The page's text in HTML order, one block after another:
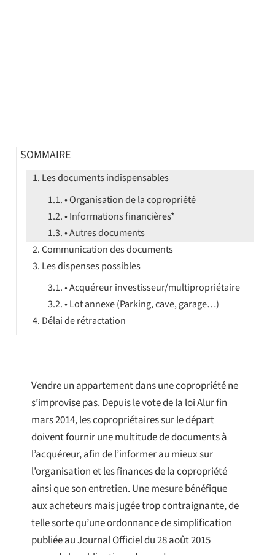
Vendre un appartement dans une copropriété ne
s’improvise pas. Depuis le vote de la loi Alur fin
mars 2014, les copropriétaires sur le départ
doivent fournir une multitude de documents à
l’acquéreur, afin de l’informer au mieux sur
l’organisation et les finances de la copropriété
ainsi que son entretien. Une mesure bénéfique
aux acheteurs mais jugée trop contraignante, de
telle sorte qu’une ordonnance de simplification
publiée au Journal Officiel du 28 août 2015
SOMMAIRE
Les documents indispensables
• Organisation de la copropriété
• Informations financières*
• Autres documents
Communication des documents
Les dispenses possibles
• Acquéreur investisseur/multipropriétaire
• Lot annexe (Parking, cave, garage…)
Délai de rétractation